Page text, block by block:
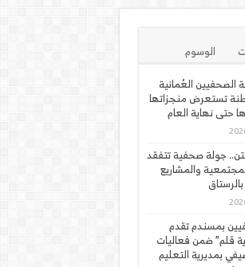
الوسوم
الصحفيين العُمانية
تستعرض منجزاتها
حتى نهاية العام
جولة صحفية تتفقد
والمشاريع
بمسندم تقدم
قلم” ضمن فعاليات
بمديرية التعليم